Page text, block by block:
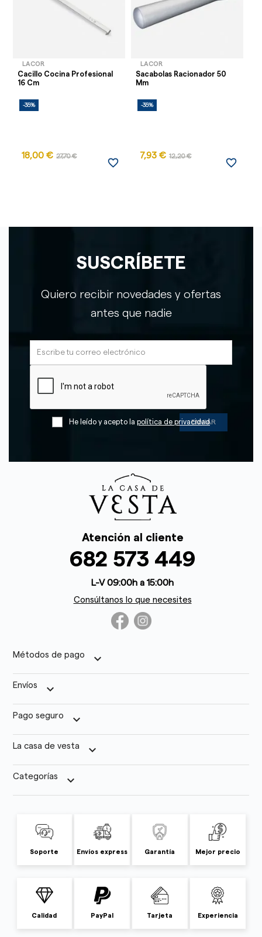
LACOR
Cacillo Cocina Profesional
16 Cm
-35%
18,00 € 27,70 €
favorite_border
LACOR
Sacabolas Racionador 50
Mm
-35%
7,93 € 12,20 €
favorite_border
SUSCRÍBETE
Quiero recibir novedades y ofertas
antes que nadie
He leído y acepto la política de privacidad
Atención al cliente
682 573 449
L-V 09:00h a 15:00h
Consúltanos lo que necesites
Métodos de pago keyboard_arrow_down
Envíos keyboard_arrow_down
Pago seguro keyboard_arrow_down
La casa de vesta keyboard_arrow_down
Categorías keyboard_arrow_down
Soporte Envíos express Garantía Mejor precio
Calidad PayPal Tarjeta Experiencia